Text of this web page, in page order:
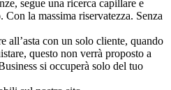
segue una ricerca capillare e
la massima riservatezza. Senza
all’asta con un solo cliente, quando
questo non verrà proposto a
si occuperà solo del tuo